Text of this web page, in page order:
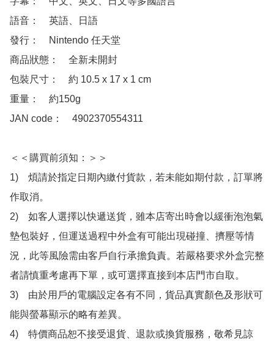
語音：　英語、日語
發行：　Nintendo 任天堂
商品狀態：　全新未開封
包裝尺寸：　約 10.5 x 17 x 1 cm
重量：　約150g
JAN code：　4902370554311
＜＜購買前須知：＞＞
1)　煩請於指定日期內繳付貨款，若未能如期付款，訂單將
作取消。
2)　如客人選擇以快遞送貨，雖本店寄出時會以緩衝泡泡氣
墊包裝好，但運送過程中外盒有可能出現碰撞、擠壓等情
況，此等風險需由客戶自行承擔負責。若嚴格要求外盒完整
者請慎重考慮再下單，或可選擇直接到本店門市自取。
3)　由於用戶的電腦設定各有不同，貨品真實顏色及形狀可
能與螢幕顯示的略有差異。
4)　特價商品恕不接受退貨、退款或換貨服務，敬希見諒